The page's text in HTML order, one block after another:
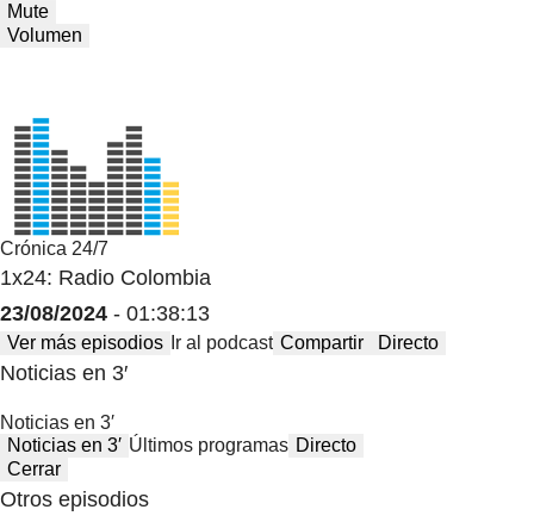
Mute
Volumen
Crónica 24/7
1x24: Radio Colombia
23/08/2024 - 01:38:13
Ver más episodios Ir al podcast Compartir Directo
Noticias en 3′
Noticias en 3′
Noticias en 3′ Últimos programas Directo
Cerrar
Otros episodios